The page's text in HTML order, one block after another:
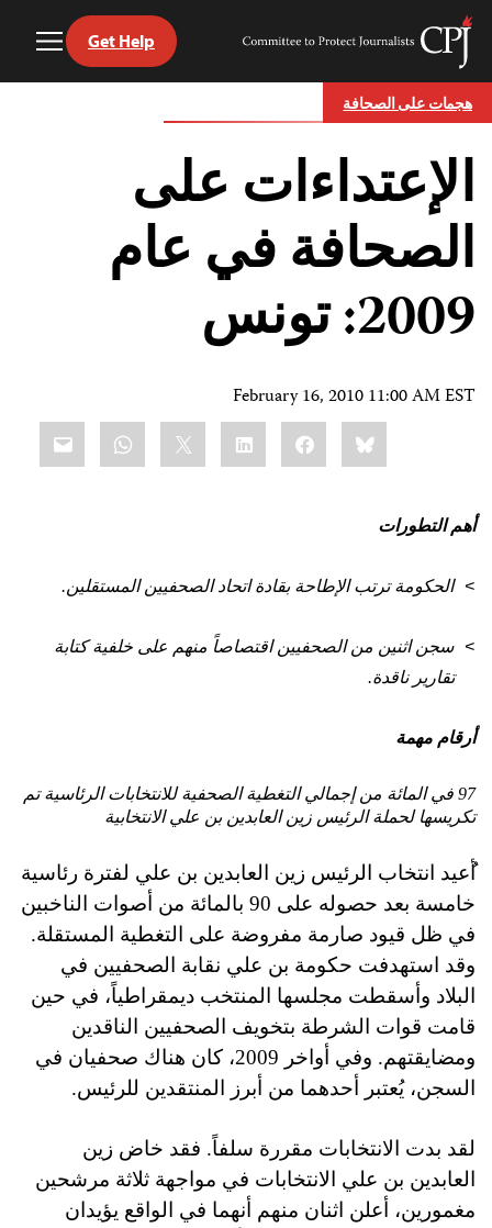
Skip
to
Committee
Protect
Journalists
Get Help
هجمات على الصحافة
الإعتداءات على
الصحافة في عام
2009: تونس
February 16, 2010 11:00 AM EST
Bluesky
Facebook
LinkedIn
أهم التطورات
> الحكومة ترتب الإطاحة بقادة اتحاد الصحفيين المستقلين.
> سجن اثنين من الصحفيين اقتصاصاً منهم على خلفية كتابة
تقارير ناقدة.
أرقام مهمة
97 في المائة من إجمالي التغطية الصحفية للانتخابات الرئاسية تم
تكريسها لحملة الرئيس زين العابدين بن علي الانتخابية
أعيد انتخاب الرئيس زين العابدين بن علي لفترة رئاسية
خامسة بعد حصوله على 90 بالمائة من أصوات الناخبين
في ظل قيود صارمة مفروضة على التغطية المستقلة.
وقد استهدفت حكومة بن علي نقابة الصحفيين في
البلاد وأسقطت مجلسها المنتخب ديمقراطياً، في حين
قامت قوات الشرطة بتخويف الصحفيين الناقدين
ومضايقتهم. وفي أواخر 2009، كان هناك صحفيان في
السجن، يُعتبر أحدهما من أبرز المنتقدين للرئيس.
لقد بدت الانتخابات مقررة سلفاً. فقد خاض زين
العابدين بن علي الانتخابات في مواجهة ثلاثة مرشحين
مغمورين، أعلن اثنان منهم أنهما في الواقع يؤيدان